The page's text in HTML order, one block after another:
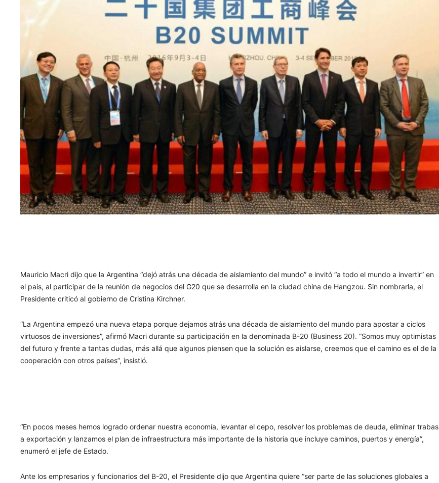
Mauricio Macri dijo que la Argentina “dejó atrás una década de aislamiento del mundo” e invitó “a todo el mundo a invertir” en
el país, al participar de la reunión de negocios del G20 que se desarrolla en la ciudad china de Hangzou. Sin nombrarla, el
Presidente criticó al gobierno de Cristina Kirchner.
“La Argentina empezó una nueva etapa porque dejamos atrás una década de aislamiento del mundo para apostar a ciclos
virtuosos de inversiones”, afirmó Macri durante su participación en la denominada B-20 (Business 20). “Somos muy optimistas
del futuro y frente a tantas dudas, más allá que algunos piensen que la solución es aislarse, creemos que el camino es el de la
cooperación con otros países”, insistió.
“En pocos meses hemos logrado ordenar nuestra economía, levantar el cepo, resolver los problemas de deuda, eliminar trabas
a exportación y lanzamos el plan de infraestructura más importante de la historia que incluye caminos, puertos y energía”,
enumeró el jefe de Estado.
Ante los empresarios y funcionarios del B-20, el Presidente dijo que Argentina quiere “ser parte de las soluciones globales a